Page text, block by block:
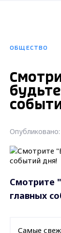
ОБЩЕСТВО
Смотрите
главных
Самые